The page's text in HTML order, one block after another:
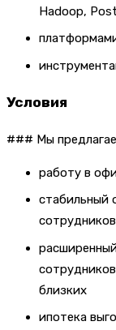
Hadoop,
Условия
### Мы
работу в
стабильный
сотрудников
близких
ипотека